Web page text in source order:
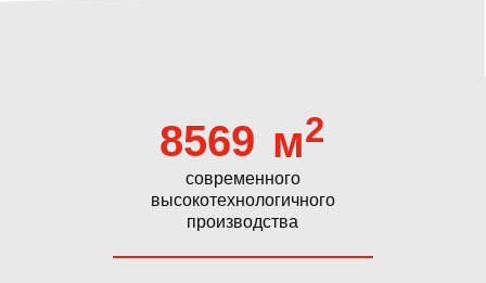
м2
8569
современного
высокотехнологичного
производства